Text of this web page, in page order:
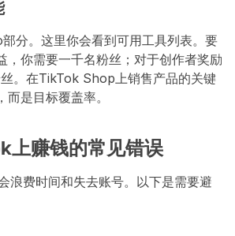
分。这里你会看到可用工具列表。要
，你需要一千名粉丝；对于创作者奖励
。在TikTok Shop上销售产品的关键
是目标覆盖率。
上赚钱的常见错误
浪费时间和失去账号。以下是需要避